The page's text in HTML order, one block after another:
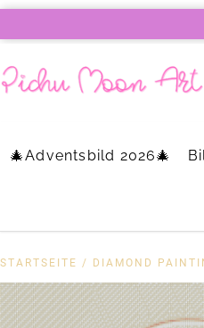
🎄Adventsbild 2026🎄
STARTSEITE / DIAMOND